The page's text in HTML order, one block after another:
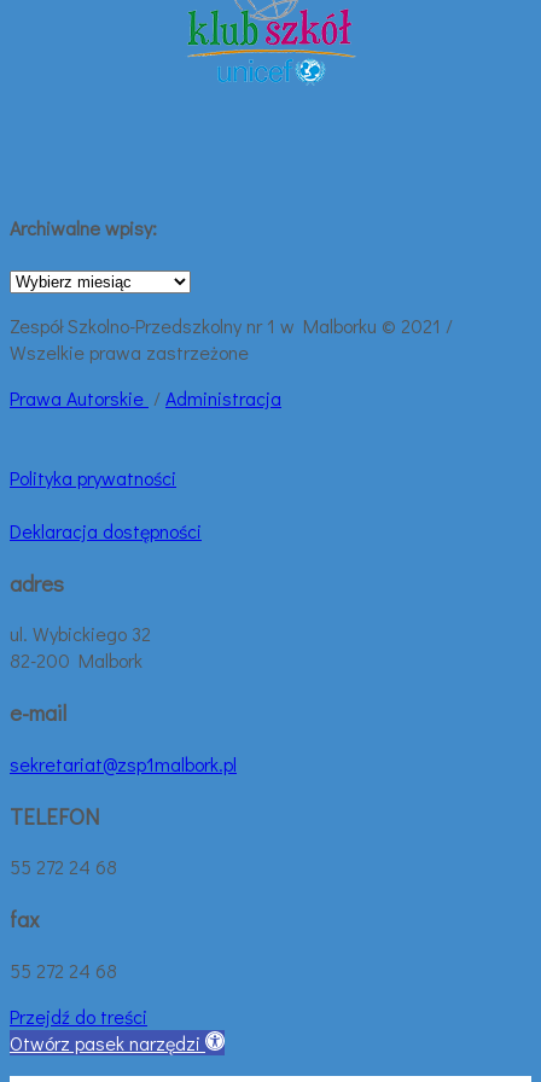
Archiwalne wpisy:
Archiwalne
Zespół Szkolno-Przedszkolny nr 1 w Malborku © 2021 /
Wszelkie prawa zastrzeżone
Prawa Autorskie /Administracja
Polityka prywatności
Deklaracja dostępności
adres
ul. Wybickiego 32
82-200 Malbork
e-mail
sekretariat@zsp1malbork.pl
TELEFON
55 272 24 68
fax
55 272 24 68
Przejdź do treści
Otwórz pasek narzędzi